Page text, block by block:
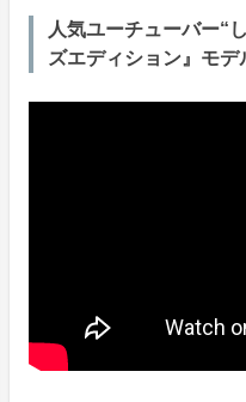
人気ユーチューバー“
ズエディション』モデ